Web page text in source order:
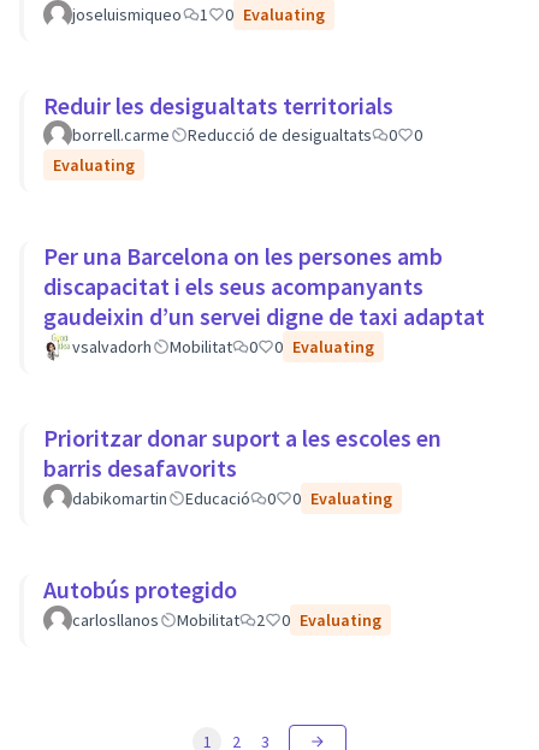
joseluismiqueo 1 0 Evaluating
Reduir les desigualtats territorials
borrell.carme Reducció de desigualtats 0
0
Evaluating
Per una Barcelona on les persones amb
discapacitat i els seus acompanyants
gaudeixin d’un servei digne de taxi adaptat
vsalvadorh Mobilitat 0 0 Evaluating
Prioritzar donar suport a les escoles en
barris desafavorits
dabikomartin Educació 0 0 Evaluating
Autobús protegido
carlosllanos Mobilitat 2 0 Evaluating
1 2 3